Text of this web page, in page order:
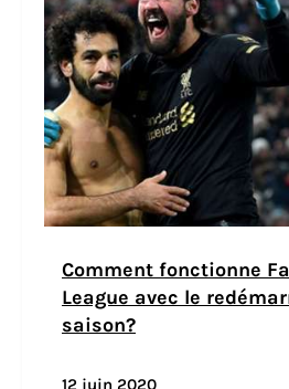
Comment fonctionne
League avec le
saison?
12 juin 2020